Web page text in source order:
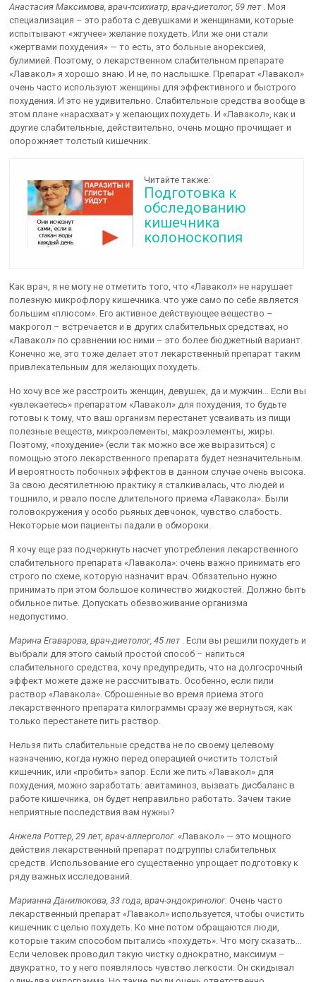
Анастасия Максимова, врач-психиатр, врач-диетолог, 59 лет. Моя
специализация – это работа с девушками и женщинами, которые
испытывают «жгучее» желание похудеть. Или же они стали
«жертвами похудения» — то есть, это больные анорексией,
булимией. Поэтому, о лекарственном слабительном препарате
«Лавакол» я хорошо знаю. И не, по наслышке. Препарат «Лавакол»
очень часто используют женщины для эффективного и быстрого
похудения. И это не удивительно. Слабительные средства вообще в
этом плане «нарасхват» у желающих похудеть. И «Лавакол», как и
другие слабительные, действительно, очень мощно прочищает и
опорожняет толстый кишечник.
Читайте также:
Подготовка к
обследованию
кишечника
колоноскопия
Как врач, я не могу не отметить того, что «Лавакол» не нарушает
полезную микрофлору кишечника. что уже само по себе является
большим «плюсом». Его активное действующее вещество –
макрогол – встречается и в других слабительных средствах, но
«Лавакол» по сравнении юс ними – это более бюджетный вариант.
Конечно же, это тоже делает этот лекарственный препарат таким
привлекательным для желающих похудеть.
Но хочу все же расстроить женщин, девушек, да и мужчин… Если вы
«увлекаетесь» препаратом «Лавакол» для похудения, то будьте
готовы к тому, что ваш организм перестанет усваивать из пищи
полезные веществ, микроэлементы, макроэлементы, жиры.
Поэтому, «похудение» (если так можно все же выразиться) с
помощью этого лекарственного препарата будет незначительным.
И вероятность побочных эффектов в данном случае очень высока.
За свою десятилетнюю практику я сталкивалась, что людей и
тошнило, и рвало после длительного приема «Лавакола». Были
головокружения у особо рьяных девчонок, чувство слабость.
Некоторые мои пациенты падали в обмороки.
Я хочу еще раз подчеркнуть насчет употребления лекарственного
слабительного препарата «Лавакола»: очень важно принимать его
строго по схеме, которую назначит врач. Обязательно нужно
принимать при этом большое количество жидкостей. Должно быть
обильное питье. Допускать обезвоживание организма
недопустимо.
Марина Егаварова, врач-диетолог, 45 лет. Если вы решили похудеть и
выбрали для этого самый простой способ – напиться
слабительного средства, хочу предупредить, что на долгосрочный
эффект можете даже не рассчитывать. Особенно, если пили
раствор «Лавакола». Сброшенные во время приема этого
лекарственного препарата килограммы сразу же вернуться, как
только перестанете пить раствор.
Нельзя пить слабительные средства не по своему целевому
назначению, когда нужно перед операцией очистить толстый
кишечник, или «пробить» запор. Если же пить «Лавакол» для
похудения, можно заработать: авитаминоз, вызвать дисбаланс в
работе кишечника, он будет неправильно работать. Зачем такие
неприятные последствия вам нужны?
Анжела Роттер, 29 лет, врач-аллерголог. «Лавакол» — это мощного
действия лекарственный препарат подгруппы слабительных
средств. Использование его существенно упрощает подготовку к
ряду важных исследований.
Марианна Данилюкова, 33 года, врач-эндокринолог. Очень часто
лекарственный препарат «Лавакол» используется, чтобы очистить
кишечник с целью похудеть. Ко мне потом обращаются люди,
которые таким способом пытались «похудеть». Что могу сказать…
Если человек проводил такую чистку однократно, максимум –
двукратно, то у него появлялось чувство легкости. Он скидывал